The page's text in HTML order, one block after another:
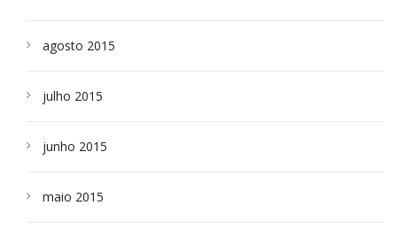
agosto 2015
julho 2015
junho 2015
maio 2015